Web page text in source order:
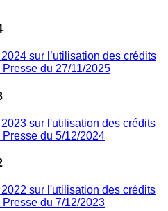
sur l’utilisation des crédits
du 27/11/2025
sur l'utilisation des crédits
du 5/12/2024
sur l'utilisation des crédits
du 7/12/2023